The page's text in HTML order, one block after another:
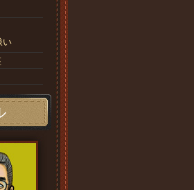
い